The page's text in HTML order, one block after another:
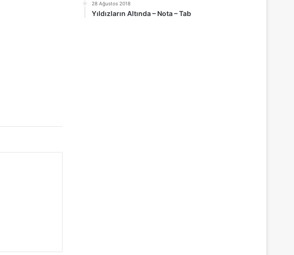
28 Ağustos 2018
Yıldızların Altında – Nota – Tab